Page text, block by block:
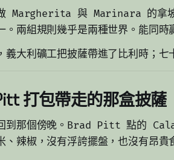
Margherita 與 Marinara 的拿坡
。兩組規則幾乎是兩種世界。能同時
義大利礦工把披薩帶進了比利時；
打包帶走的那盒披薩
到那個傍晚。Brad Pitt 點的
、辣椒，沒有浮誇擺盤，也沒有昂貴